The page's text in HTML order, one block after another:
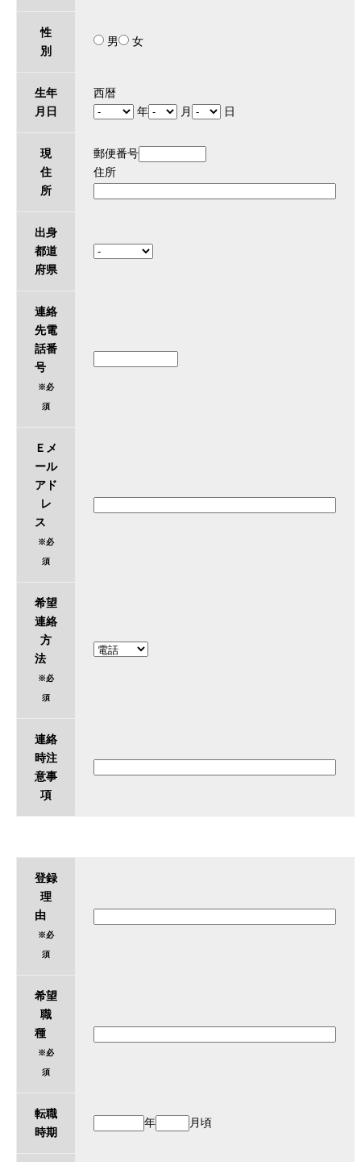
性
別
男 女
生年
月日
西暦
年
月 日
現
住
所
郵便番号
住所
出身
都道
府県
連絡
先電
話番
号
※必
須
Ｅメ
ール
アド
レ
ス
※必
須
希望
連絡
方
法
※必
須
連絡
時注
意事
項
登録
理
由
※必
須
希望
職
種
※必
須
転職
時期
年 月頃